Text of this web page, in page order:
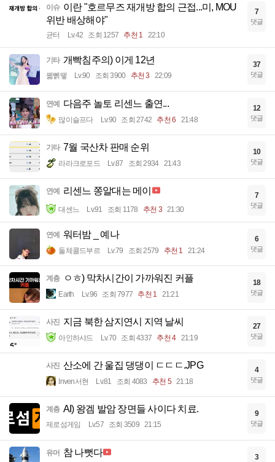
이슈 이란 "호르무즈 재개방 합의 근접...미, MOU
위반 배상해야"
균터 Lv.42 조회 1257 추천 1 22:10
7
댓글
기타 개빡침주의) 이게 12년
꿻뻵뗗 Lv.90 조회 3900 추천 3 22:09
37
댓글
연예 다음주 놀토 리센느 출연...
많이슬프다 Lv.90 조회 2742 추천 6 21:48
12
댓글
기타 7월 국산차 판매 순위
라라크로포드 Lv.87 조회 2934 21:43
10
댓글
연예 리센느 쫑알대는 메이
대센느 Lv.91 조회 1178 추천 3 21:30
7
댓글
연예 워터밤 _ 예나
돌체콜드부르 Lv.79 조회 2579 추천 1 21:24
6
댓글
계층 ㅇㅎ) 막차시간이 가까워진 커플
Earth Lv.96 조회 7977 추천 1 21:21
18
댓글
사진 지금 북한 삼지연시 지역 날씨
아인하샤드 Lv.70 조회 4337 추천 4 21:19
27
댓글
사진 산소에 간 울집 댕댕이 ㄷㄷㄷ.JPG
Inven서현 Lv.81 조회 4083 추천 5 21:18
4
댓글
계층 AI) 왕겜 발암 장면들 사이다 치료.
제로섬게임 Lv.57 조회 3509 21:15
9
댓글
유머 참 나뻣다 3